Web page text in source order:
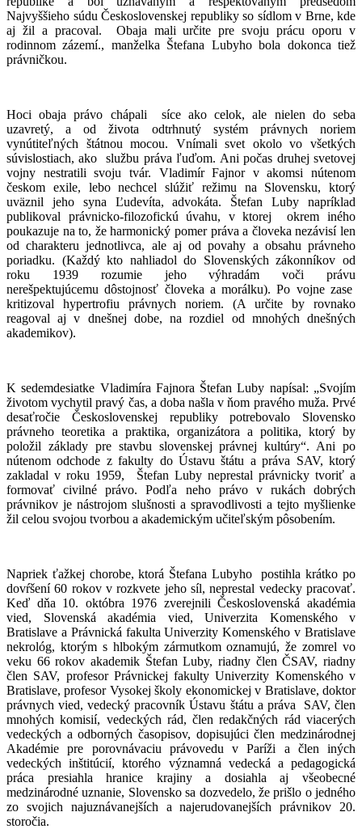
Najvyššieho súdu Československej republiky so sídlom v Brne, kde
aj žil a pracoval. Obaja mali určite pre svoju prácu oporu v
rodinnom zázemí., manželka Štefana Lubyho bola dokonca tiež
právničkou.
Hoci obaja právo chápali síce ako celok, ale nielen do seba
uzavretý, a od života odtrhnutý systém právnych noriem
vynútiteľných štátnou mocou. Vnímali svet okolo vo všetkých
súvislostiach, ako službu práva ľuďom. Ani počas druhej svetovej
vojny nestratili svoju tvár. Vladimír Fajnor v akomsi nútenom
českom exile, lebo nechcel slúžiť režimu na Slovensku, ktorý
uväznil jeho syna Ľudevíta, advokáta. Štefan Luby napríklad
publikoval právnicko-filozofickú úvahu, v ktorej okrem iného
poukazuje na to, že harmonický pomer práva a človeka nezávisí len
od charakteru jednotlivca, ale aj od povahy a obsahu právneho
poriadku. (Každý kto nahliadol do Slovenských zákonníkov od
roku 1939 rozumie jeho výhradám voči právu
nerešpektujúcemu dôstojnosť človeka a morálku). Po vojne zase
kritizoval hypertrofiu právnych noriem. (A určite by rovnako
reagoval aj v dnešnej dobe, na rozdiel od mnohých dnešných
akademikov).
K sedemdesiatke Vladimíra Fajnora Štefan Luby napísal: „Svojím
životom vychytil pravý čas, a doba našla v ňom pravého muža. Prvé
desaťročie Československej republiky potrebovalo Slovensko
právneho teoretika a praktika, organizátora a politika, ktorý by
položil základy pre stavbu slovenskej právnej kultúry“. Ani po
nútenom odchode z fakulty do Ústavu štátu a práva SAV, ktorý
zakladal v roku 1959, Štefan Luby neprestal právnicky tvoriť a
formovať civilné právo. Podľa neho právo v rukách dobrých
právnikov je nástrojom slušnosti a spravodlivosti a tejto myšlienke
žil celou svojou tvorbou a akademickým učiteľským pôsobením.
Napriek ťažkej chorobe, ktorá Štefana Lubyho postihla krátko po
dovŕšení 60 rokov v rozkvete jeho síl, neprestal vedecky pracovať.
Keď dňa 10. októbra 1976 zverejnili Československá akadémia
vied, Slovenská akadémia vied, Univerzita Komenského v
Bratislave a Právnická fakulta Univerzity Komenského v Bratislave
nekrológ, ktorým s hlbokým zármutkom oznamujú, že zomrel vo
veku 66 rokov akademik Štefan Luby, riadny člen ČSAV, riadny
člen SAV, profesor Právnickej fakulty Univerzity Komenského v
Bratislave, profesor Vysokej školy ekonomickej v Bratislave, doktor
právnych vied, vedecký pracovník Ústavu štátu a práva SAV, člen
mnohých komisií, vedeckých rád, člen redakčných rád viacerých
vedeckých a odborných časopisov, dopisujúci člen medzinárodnej
Akadémie pre porovnávaciu právovedu v Paríži a člen iných
vedeckých inštitúcií, ktorého významná vedecká a pedagogická
práca presiahla hranice krajiny a dosiahla aj všeobecné
medzinárodné uznanie, Slovensko sa dozvedelo, že prišlo o jedného
zo svojich najuznávanejších a najerudovanejších právnikov 20.
storočia.